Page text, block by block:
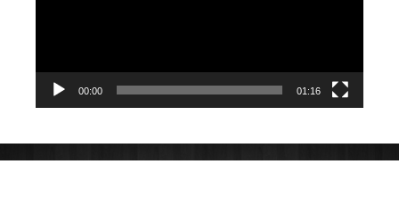
00:00 01:16